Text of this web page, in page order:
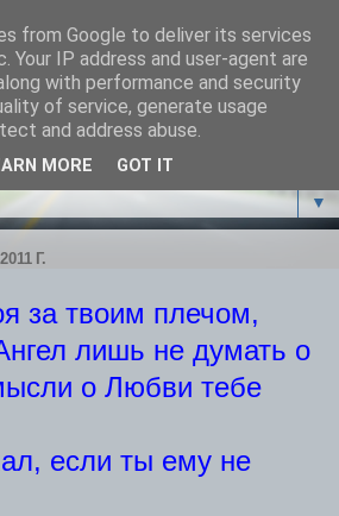
ТОЛЬКО РАСПРАВЛЯЮЩИМ
▼
Г.
за твоим плечом,
лишь не думать о
о Любви тебе
если ты ему не
from Google to deliver its services
Your IP address and user-agent are
with performance and security
of service, generate usage
and address abuse.
MORE GOT IT